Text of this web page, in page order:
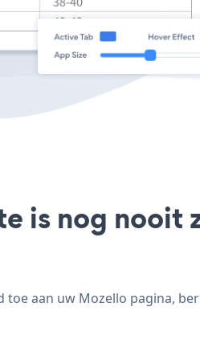
is nog nooit
aan uw Mozello pagina,